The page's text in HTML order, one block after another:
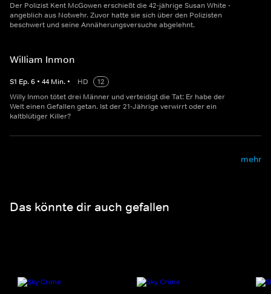
Der Polizist Kent McGowen erschießt die 42-jährige Susan White -
angeblich aus Notwehr. Zuvor hatte sie sich über den Polizisten
beschwert und seine Annäherungsversuche abgelehnt.
William Inmon
S1 Ep.6 • 44 Min. • HD
12
Willy Inmon tötet drei Männer und verteidigt die Tat: Er habe der
Welt einen Gefallen getan. Ist der 21-Jährige verwirrt oder ein
kaltblütiger Killer?
mehr
Das könnte dir auch gefallen